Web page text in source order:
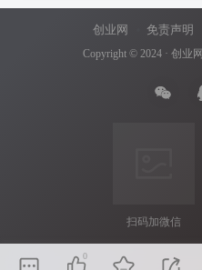
创业网 免责声明
Copyright © 2024 · 创业网
扫码加微信
0